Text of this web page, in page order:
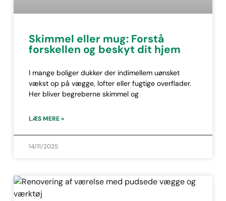
Skimmel eller mug: Forstå
forskellen og beskyt dit hjem
I mange boliger dukker der indimellem uønsket
vækst op på vægge, lofter eller fugtige overflader.
Her bliver begreberne skimmel og
LÆS MERE »
14/11/2025